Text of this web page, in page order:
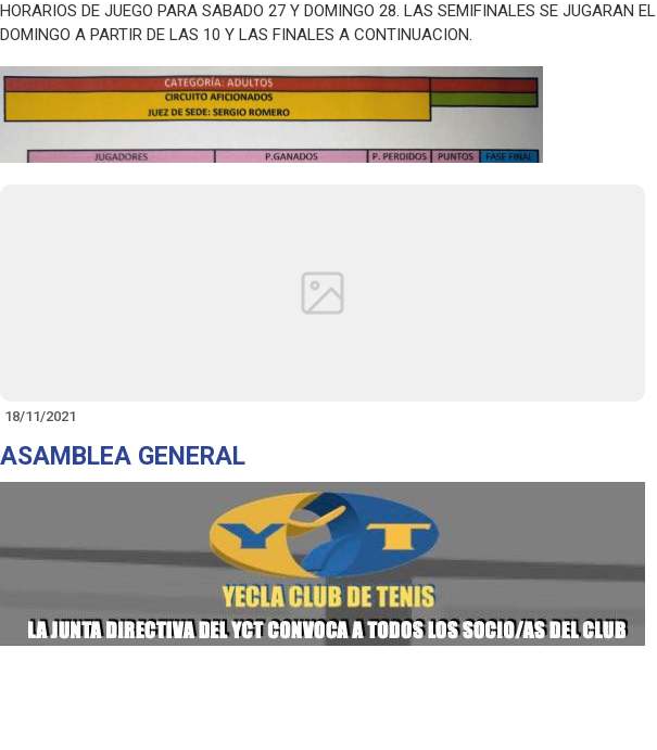
HORARIOS DE JUEGO PARA SABADO 27 Y DOMINGO 28. LAS SEMIFINALES SE JUGARAN EL
DOMINGO A PARTIR DE LAS 10 Y LAS FINALES A CONTINUACION.
18/11/2021
ASAMBLEA GENERAL